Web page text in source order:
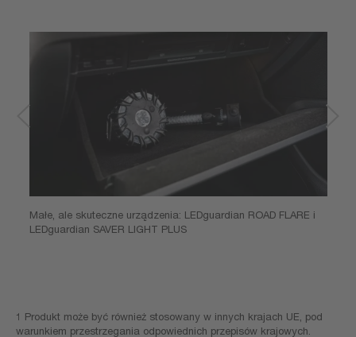
Małe, ale skuteczne urządzenia: LEDguardian ROAD FLARE i
LEDguardian SAVER LIGHT PLUS
1 Produkt może być również stosowany w innych krajach UE, pod
warunkiem przestrzegania odpowiednich przepisów krajowych.